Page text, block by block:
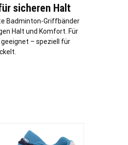
sicheren Halt
Badminton-Griffbänder
Halt und Komfort. Für
– speziell für